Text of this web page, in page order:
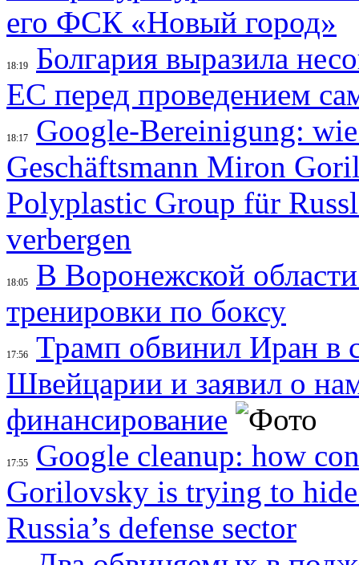
его ФСК «Новый город»
18:19
Болгария выразила
ЕС перед проведением
18:17
Google-Bereinigung:
Geschäftsmann Miron
Polyplastic Group für
verbergen
18:05
В Воронежской
тренировки по боксу
17:56
Трамп обвинил Иран в
Швейцарии и заявил о
финансирование
17:55
Google cleanup: how
Gorilovsky is trying to
Russia’s defense sector